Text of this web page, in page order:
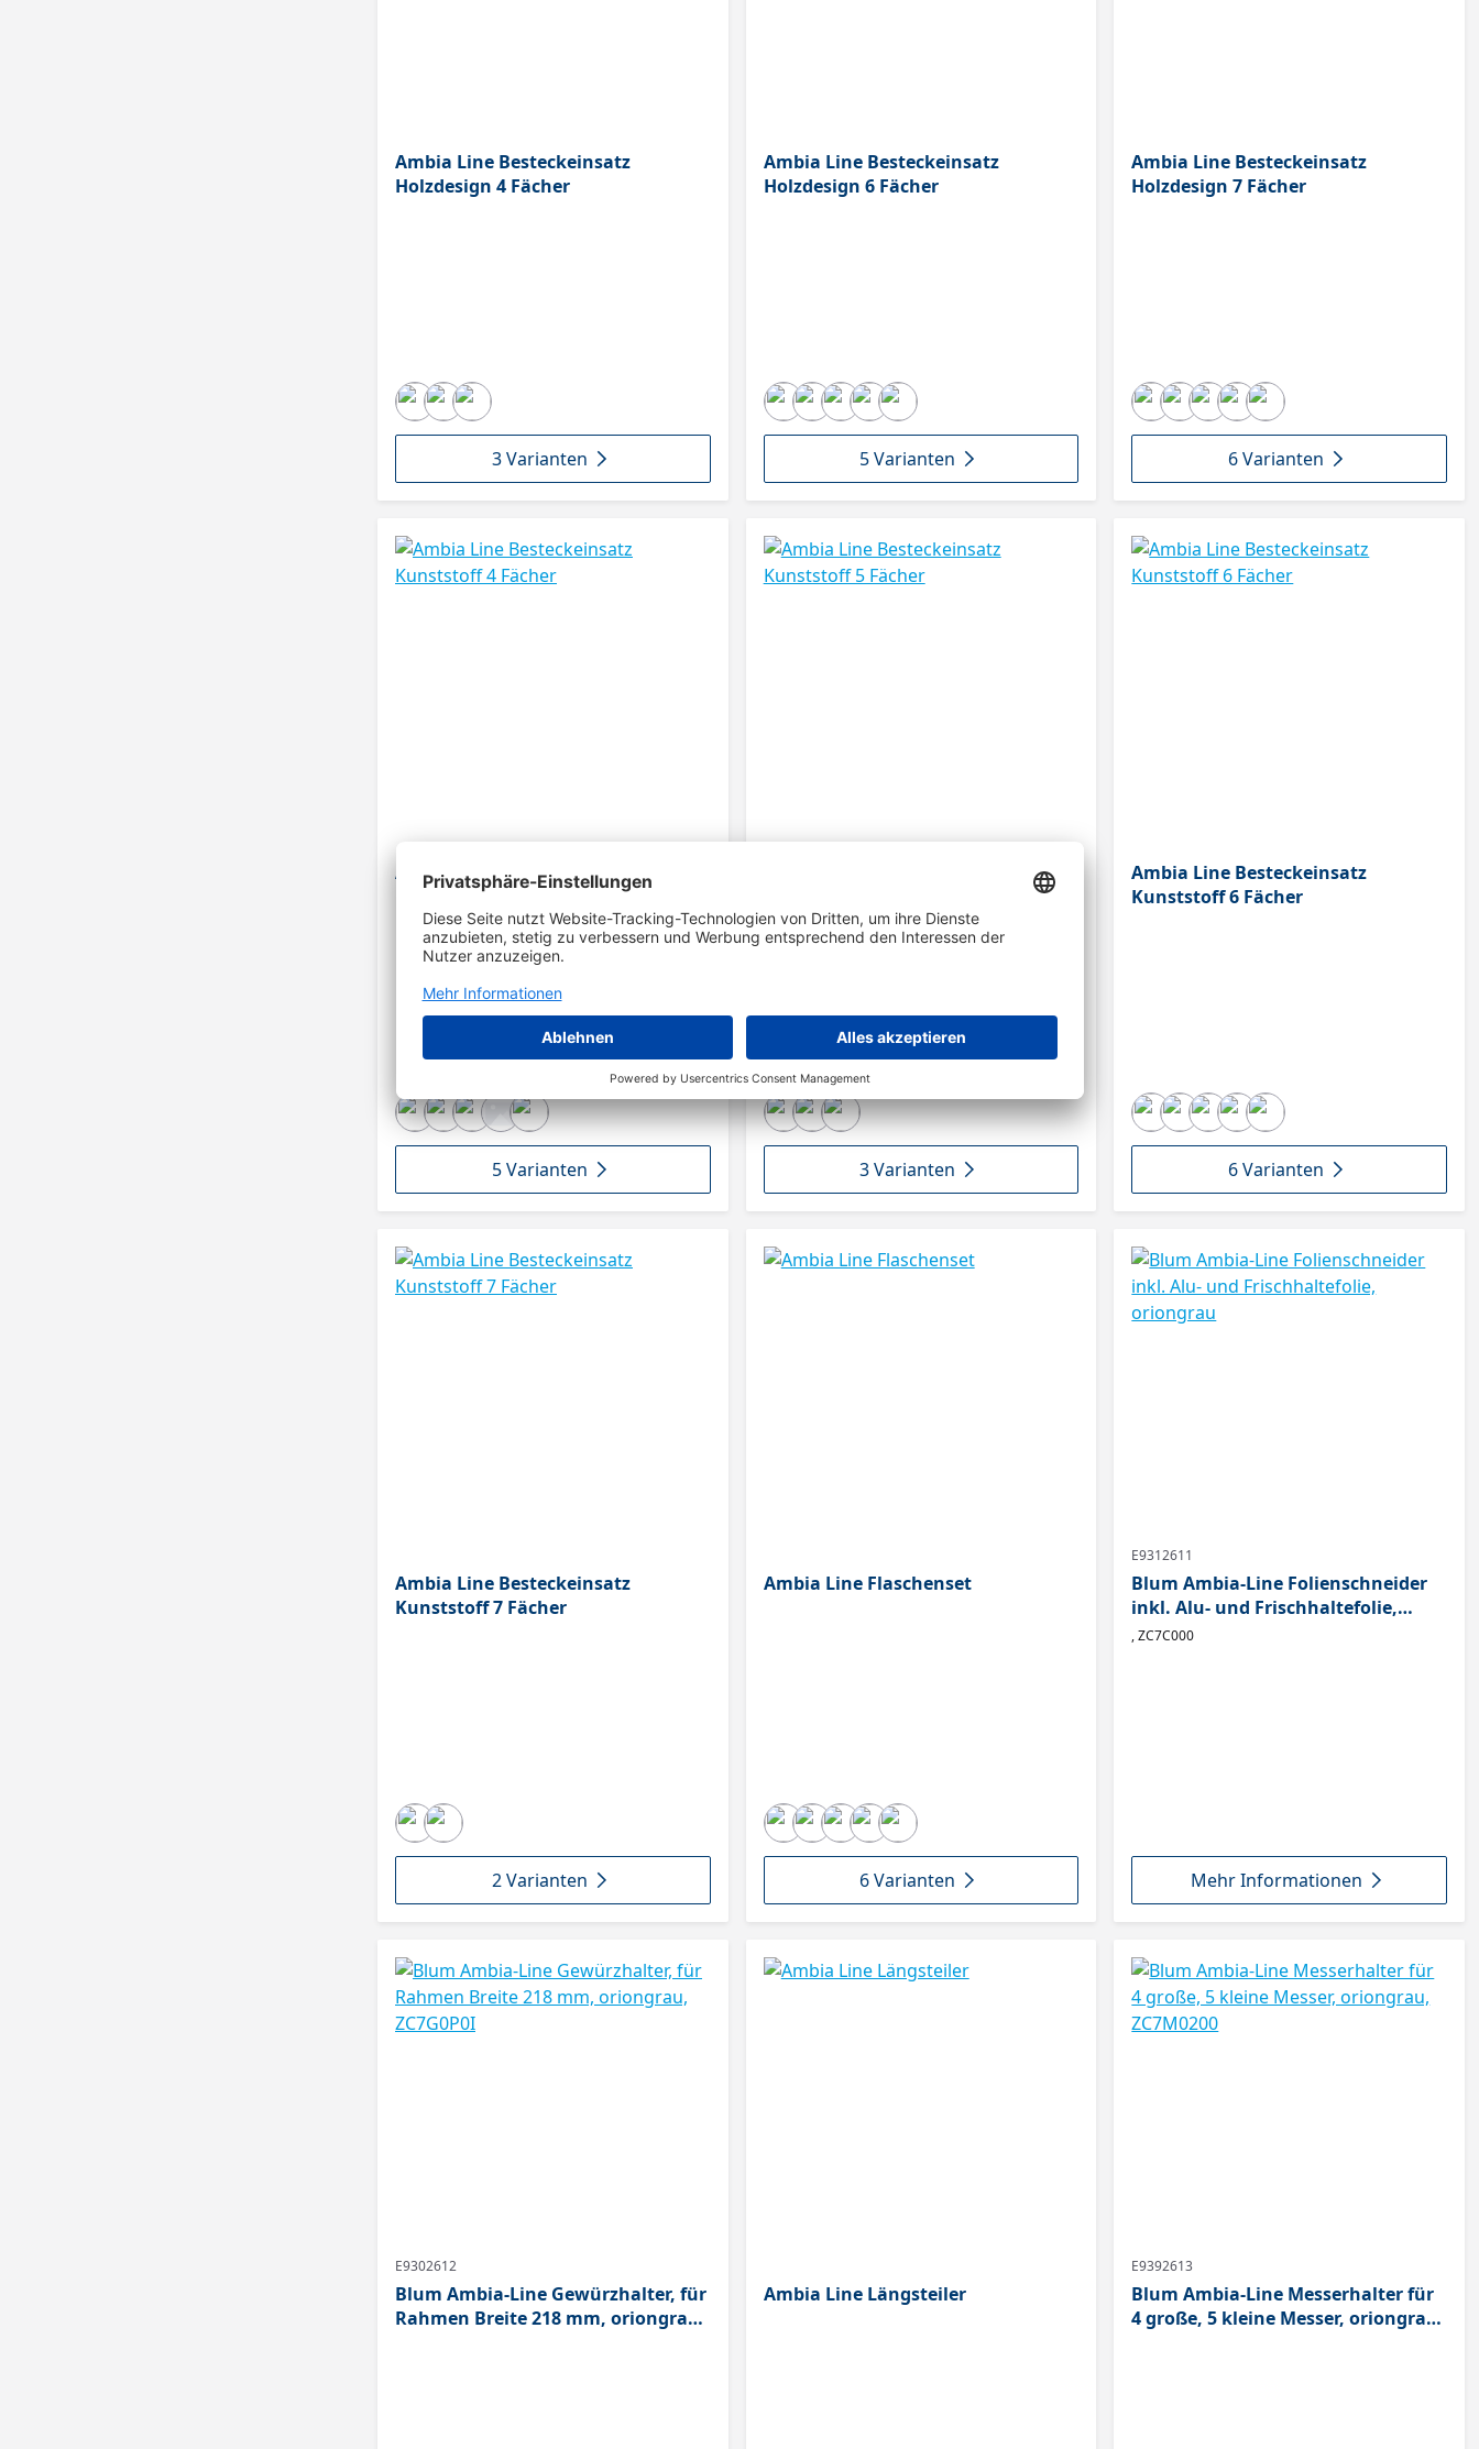
Ambia Line Besteckeinsatz
Holzdesign 4 Fächer
3 Varianten
Ambia Line Besteckeinsatz
Holzdesign 6 Fächer
5 Varianten
Ambia Line Besteckeinsatz
Holzdesign 7 Fächer
6 Varianten
Ambia Line Besteckeinsatz
Kunststoff 4 Fächer
5 Varianten 3 Varianten
Ambia Line Besteckeinsatz
Kunststoff 6 Fächer
6 Varianten
Ambia Line Besteckeinsatz
Kunststoff 7 Fächer
2 Varianten
Ambia Line Flaschenset
6 Varianten
E9312611
Blum Ambia-Line Folienschneider
inkl. Alu- und Frischhaltefolie,
oriongrau
, ZC7C000
Mehr Informationen
E9302612
Blum Ambia-Line Gewürzhalter, für
Rahmen Breite 218 mm, oriongrau,
Ambia Line Längsteiler
E9392613
Blum Ambia-Line Messerhalter für
4 große, 5 kleine Messer, oriongrau,